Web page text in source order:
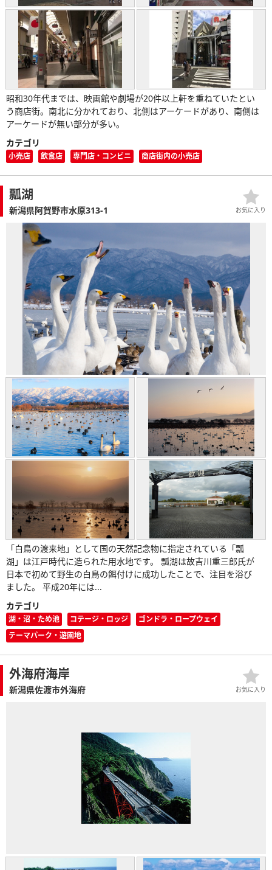
昭和30年代までは、映画館や劇場が20件以上軒を重ねていたとい
う商店街。南北に分かれており、北側はアーケードがあり、南側は
アーケードが無い部分が多い。
カテゴリ
小売店 飲食店 専門店・コンビニ 商店街内の小売店
瓢湖
新潟県阿賀野市水原313-1
「白鳥の渡来地」として国の天然記念物に指定されている「瓢
湖」は江戸時代に造られた用水地です。 瓢湖は故吉川重三郎氏が
日本で初めて野生の白鳥の餌付けに成功したことで、注目を浴び
ました。 平成20年には...
カテゴリ
湖・沼・ため池 コテージ・ロッジ
ゴンドラ・ロープウェイ
テーマパーク・遊園地
お気に入り
外海府海岸
新潟県佐渡市外海府 お気に入り